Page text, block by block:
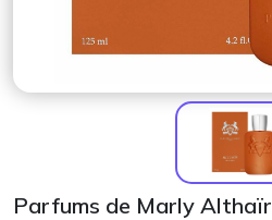
Parfums de Marly Althaïr